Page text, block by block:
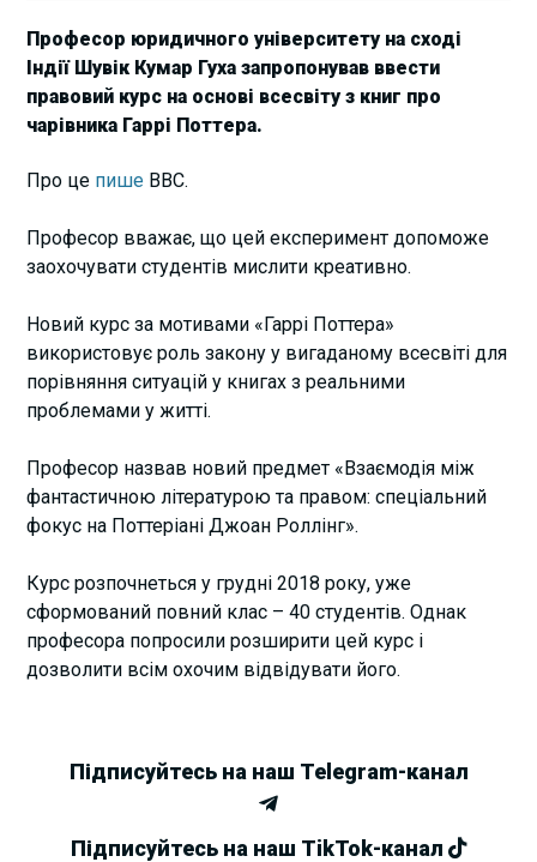
Професор юридичного університету на сході
Індії Шувік Кумар Гуха запропонував ввести
правовий курс на основі всесвіту з книг про
чарівника Гаррі Поттера.
Про це пише BBC.
Професор вважає, що цей експеримент допоможе
заохочувати студентів мислити креативно.
Новий курс за мотивами «Гаррі Поттера»
використовує роль закону у вигаданому всесвіті для
порівняння ситуацій у книгах з реальними
проблемами у житті.
Професор назвав новий предмет «Взаємодія між
фантастичною літературою та правом: спеціальний
фокус на Поттеріані Джоан Роллінг».
Курс розпочнеться у грудні 2018 року, уже
сформований повний клас – 40 студентів. Однак
професора попросили розширити цей курс і
дозволити всім охочим відвідувати його.
Підписуйтесь на наш Telegram-канал
Підписуйтесь на наш TikTok-канал